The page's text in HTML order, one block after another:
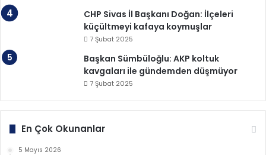
CHP Sivas İl Başkanı Doğan: İlçeleri
küçültmeyi kafaya koymuşlar
7 Şubat 2025
Başkan Sümbüloğlu: AKP koltuk
kavgaları ile gündemden düşmüyor
7 Şubat 2025
En Çok Okunanlar
5 Mayıs 2026